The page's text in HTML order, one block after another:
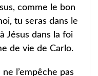
comme le bon
tu seras dans le
Jésus dans la foi
de vie de Carlo.
l’empêche pas